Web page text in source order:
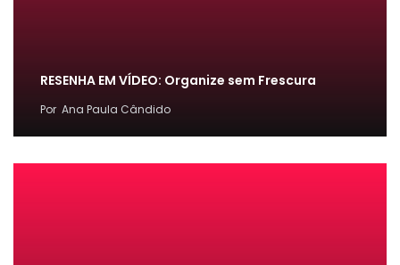
RESENHA EM VÍDEO: Organize sem Frescura
Por Ana Paula Cândido